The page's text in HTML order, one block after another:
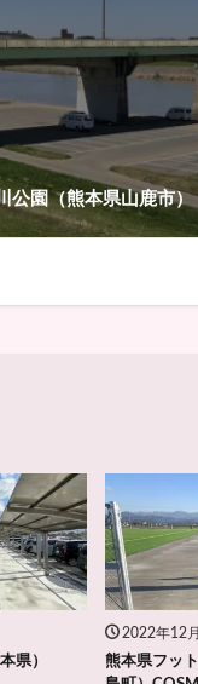
公園（熊本県山鹿市）
県）
2022年12
熊本県フッ